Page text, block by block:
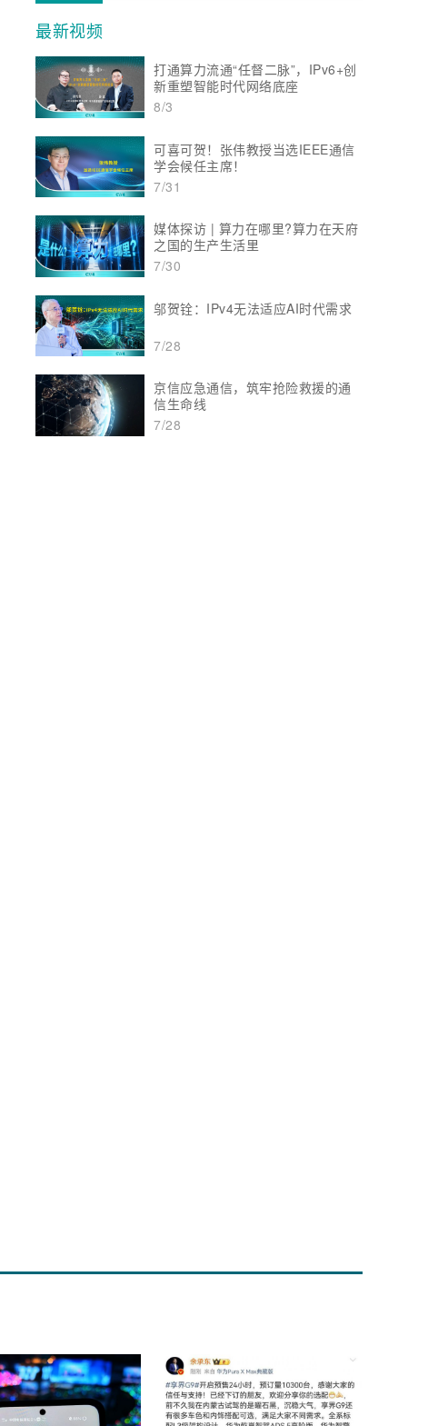
最新视频
打通算力流通“任督二脉”，IPv6+创
新重塑智能时代网络底座
8/3
可喜可贺！张伟教授当选IEEE通信
学会候任主席！
7/31
媒体探访 | 算力在哪里?算力在天府
之国的生产生活里
7/30
邬贺铨：IPv4无法适应AI时代需求
7/28
京信应急通信，筑牢抢险救援的通
信生命线
7/28